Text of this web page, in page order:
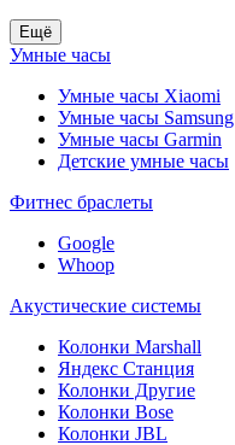
Ещё
Умные часы
Умные часы Xiaomi
Умные часы Samsung
Умные часы Garmin
Детские умные часы
Фитнес браслеты
Google
Whoop
Акустические системы
Колонки Marshall
Яндекс Станция
Колонки Другие
Колонки Bose
Колонки JBL